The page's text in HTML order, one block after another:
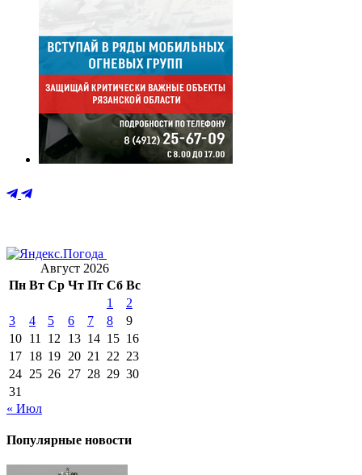
Август 2026
Пн Вт Ср Чт Пт Сб Вс
1
2
3
4 5 6 7 8
9
10 11 12 13 14 15 16
17 18 19 20 21 22 23
24 25 26 27 28 29 30
31
« Июл
Популярные новости